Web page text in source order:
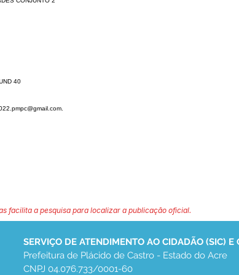
40
facilita a pesquisa para localizar a publicação oficial.
SERVIÇO DE ATENDIMENTO AO CIDADÃO (SIC) E
Prefeitura de Plácido de Castro - Estado do Acre
CNPJ 04.076.733/0001-60